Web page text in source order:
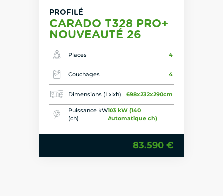
PROFILÉ
CARADO T328 PRO+
NOUVEAUTÉ 26
Places 4
Couchages 4
Dimensions (Lxlxh) 698x232x290cm
Puissance kW
(ch)
103 kW (140
Automatique ch)
83.590 €